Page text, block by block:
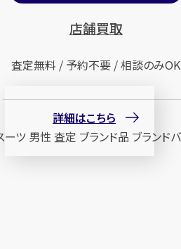
店舗買取
査定無料 / 予約不要 / 相談のみOK
詳細はこちら